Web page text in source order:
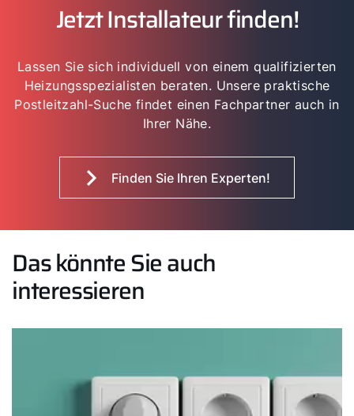
Jetzt Installateur finden!
Lassen Sie sich individuell von einem qualifizierten
Heizungsspezialisten beraten. Unsere praktische
Postleitzahl-Suche findet einen Fachpartner auch in
Ihrer Nähe.
Finden Sie Ihren Experten!
Das könnte Sie auch
interessieren